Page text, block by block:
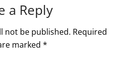
a Reply
not be published. Required
marked *